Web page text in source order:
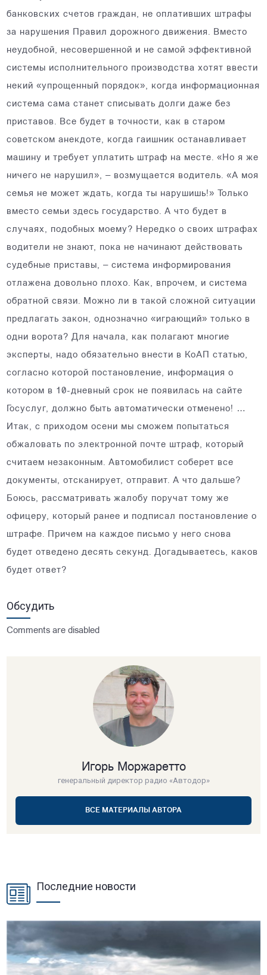
банковских счетов граждан, не оплативших штрафы
за нарушения Правил дорожного движения. Вместо
неудобной, несовершенной и не самой эффективной
системы исполнительного производства хотят ввести
некий «упрощенный порядок», когда информационная
система сама станет списывать долги даже без
приставов. Все будет в точности, как в старом
советском анекдоте, когда гаишник останавливает
машину и требует уплатить штраф на месте. «Но я же
ничего не нарушил», – возмущается водитель. «А моя
семья не может ждать, когда ты нарушишь!» Только
вместо семьи здесь государство. А что будет в
случаях, подобных моему? Нередко о своих штрафах
водители не знают, пока не начинают действовать
судебные приставы, – система информирования
отлажена довольно плохо. Как, впрочем, и система
обратной связи. Можно ли в такой сложной ситуации
предлагать закон, однозначно «играющий» только в
одни ворота? Для начала, как полагают многие
эксперты, надо обязательно внести в КоАП статью,
согласно которой постановление, информация о
котором в 10-дневный срок не появилась на сайте
Госуслуг, должно быть автоматически отменено! …
Итак, с приходом осени мы сможем попытаться
обжаловать по электронной почте штраф, который
считаем незаконным. Автомобилист соберет все
документы, отсканирует, отправит. А что дальше?
Боюсь, рассматривать жалобу поручат тому же
офицеру, который ранее и подписал постановление о
штрафе. Причем на каждое письмо у него снова
будет отведено десять секунд. Догадываетесь, каков
будет ответ?
Обсудить
Comments are disabled
Игорь Моржаретто
генеральный директор радио «Автодор»
ВСЕ МАТЕРИАЛЫ АВТОРА
Последние новости